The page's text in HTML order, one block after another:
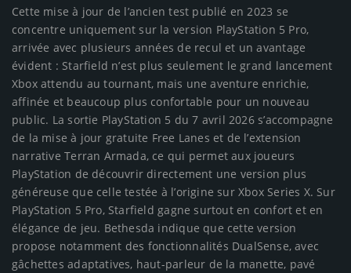
Cette mise à jour de l’ancien test publié en 2023 se
concentre uniquement sur la version PlayStation 5 Pro,
arrivée avec plusieurs années de recul et un avantage
évident : Starfield n’est plus seulement le grand lancement
Xbox attendu au tournant, mais une aventure enrichie,
affinée et beaucoup plus confortable pour un nouveau
public. La sortie PlayStation 5 du 7 avril 2026 s’accompagne
de la mise à jour gratuite Free Lanes et de l’extension
narrative Terran Armada, ce qui permet aux joueurs
PlayStation de découvrir directement une version plus
généreuse que celle testée à l’origine sur Xbox Series X. Sur
PlayStation 5 Pro, Starfield gagne surtout en confort et en
élégance de jeu. Bethesda indique que cette version
propose notamment des fonctionnalités DualSense, avec
gâchettes adaptatives, haut-parleur de la manette, pavé